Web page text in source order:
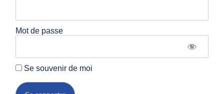
Mot de passe
Se souvenir de moi